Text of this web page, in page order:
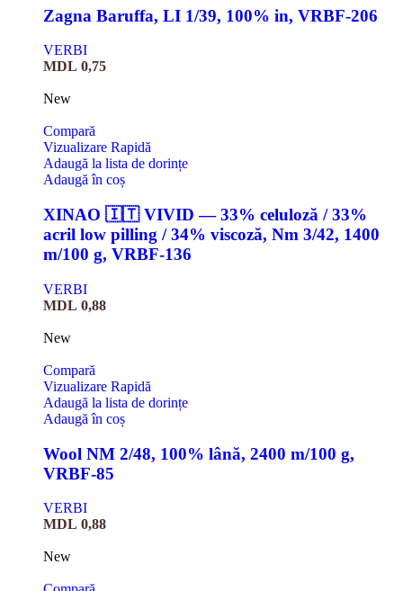
Zagna Baruffa, LI 1/39, 100% in, VRBF-206
VERBI
MDL 0,75
New
Compară
Vizualizare Rapidă
Adaugă la lista de dorințe
Adaugă în coș
XINAO 🇮🇹 VIVID — 33% celuloză / 33%
acril low pilling / 34% viscoză, Nm 3/42, 1400
m/100 g, VRBF-136
VERBI
MDL 0,88
New
Compară
Vizualizare Rapidă
Adaugă la lista de dorințe
Adaugă în coș
Wool NM 2/48, 100% lână, 2400 m/100 g,
VRBF-85
VERBI
MDL 0,88
New